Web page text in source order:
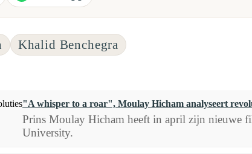
Khalid Benchegra
"A whisper to a roar", Moulay Hicham analyseert
Prins Moulay Hicham heeft in april zijn nieuwe
University.